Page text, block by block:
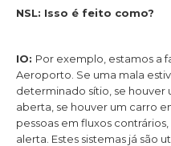
NSL: Isso é feito como?
IO: Por exemplo, estamos a
Aeroporto. Se uma mala
determinado sítio, se houver
aberta, se houver um carro
pessoas em fluxos
alerta. Estes sistemas já são